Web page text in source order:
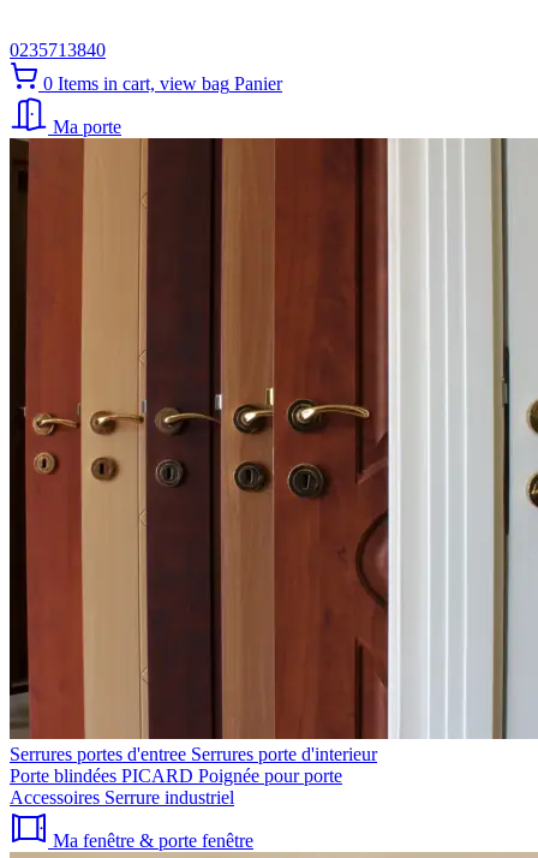
0235713840
0 Items in cart, view bag Panier
Ma porte
Serrures portes d'entree Serrures porte d'interieur
Porte blindées PICARD Poignée pour porte
Accessoires Serrure industriel
Ma fenêtre & porte fenêtre